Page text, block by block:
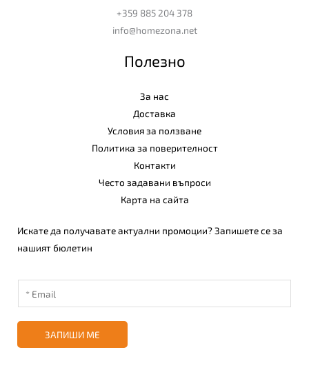
+359 885 204 378
info@homezona.net
Полезно
За нас
Доставка
Условия за ползване
Политика за поверителност
Контакти
Често задавани въпроси
Карта на сайта
Искате да получавате актуални промоции? Запишете се за
нашият бюлетин
ЗАПИШИ МЕ